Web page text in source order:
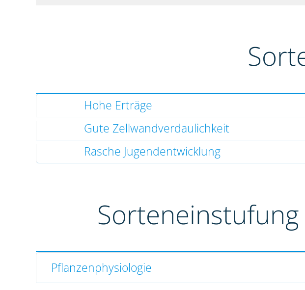
Hohe Erträge
Gute Zellwandverdaulichkeit
Rasche Jugendentwicklung
Pflanzenphysiologie